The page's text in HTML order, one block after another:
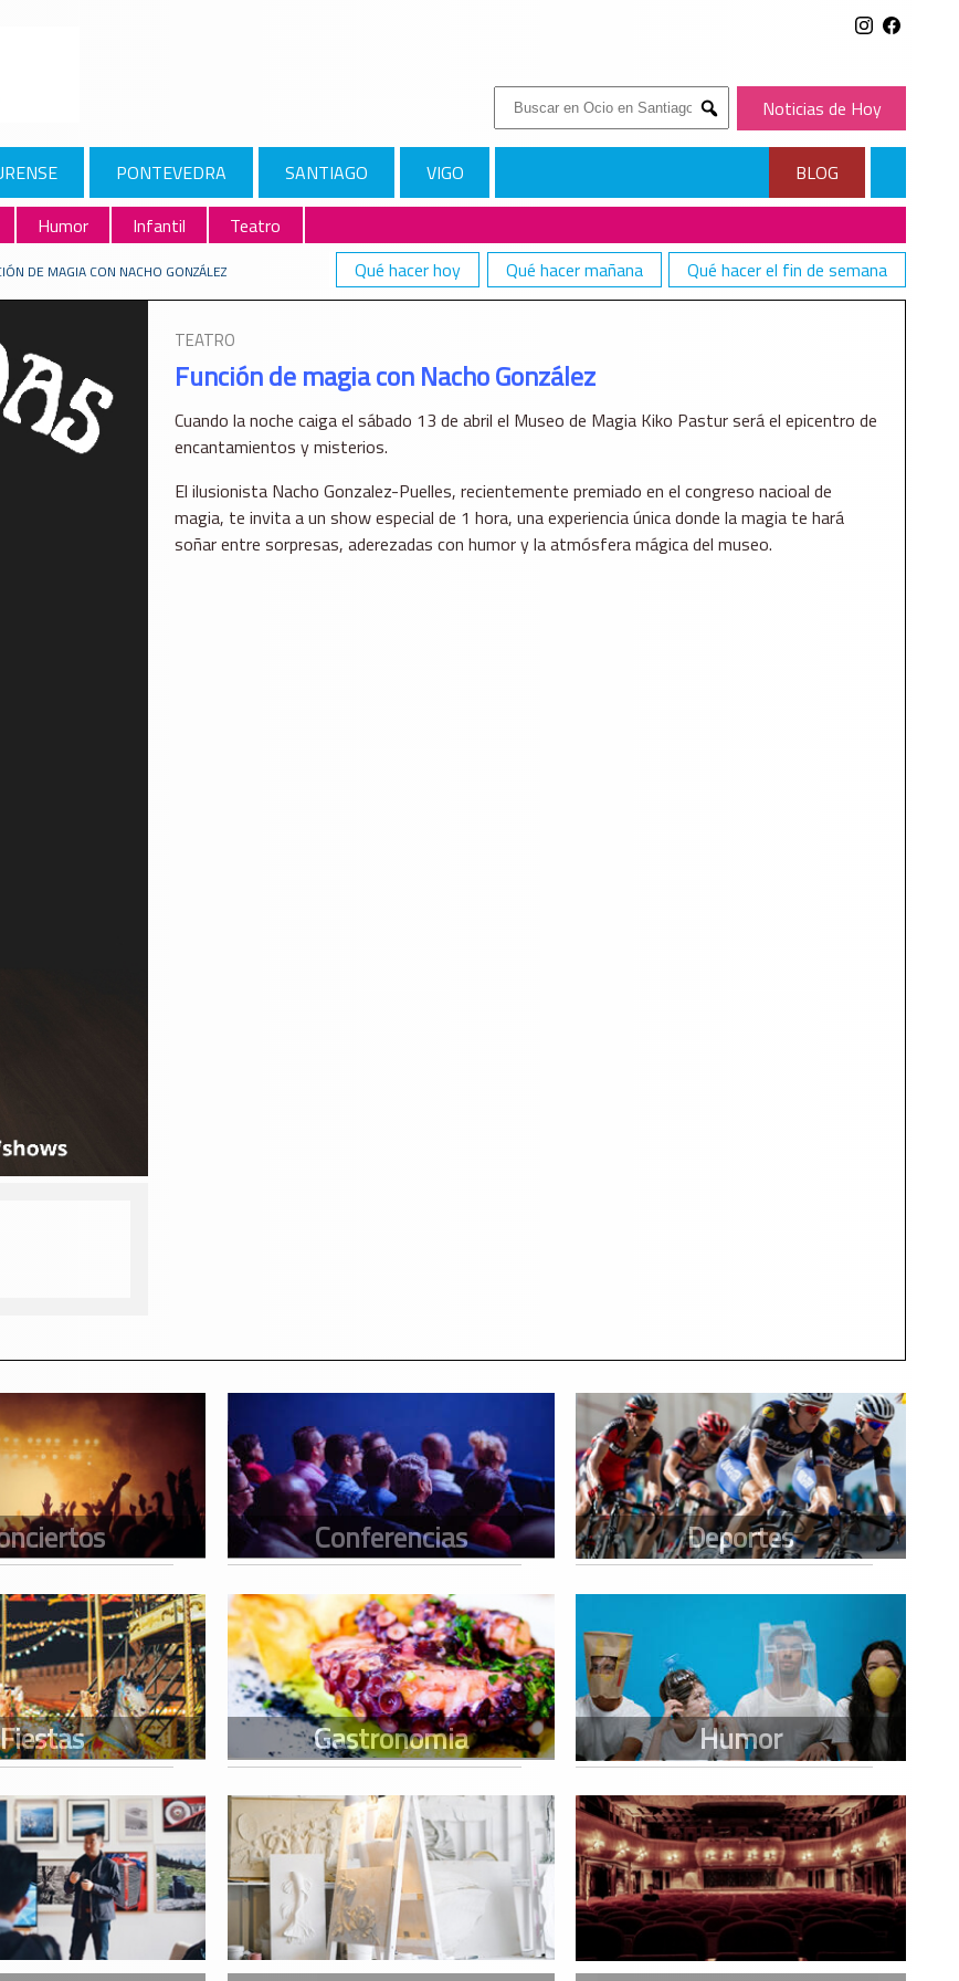
Buscar:
Submit
Noticias de Hoy
PONTEVEDRA SANTIAGO VIGO
BLOG
Humor Infantil
Teatro
Qué hacer hoy
Qué hacer mañana Qué hacer el fin de semana
DE MAGIA CON NACHO GONZÁLEZ
TEATRO
Función de magia con Nacho González
Cuando la noche caiga el sábado 13 de abril el Museo de Magia Kiko Pastur será el epicentro de
encantamientos y misterios.
El ilusionista Nacho Gonzalez-Puelles, recientemente premiado en el congreso nacioal de
magia, te invita a un show especial de 1 hora, una experiencia única donde la magia te hará
soñar entre sorpresas, aderezadas con humor y la atmósfera mágica del museo.